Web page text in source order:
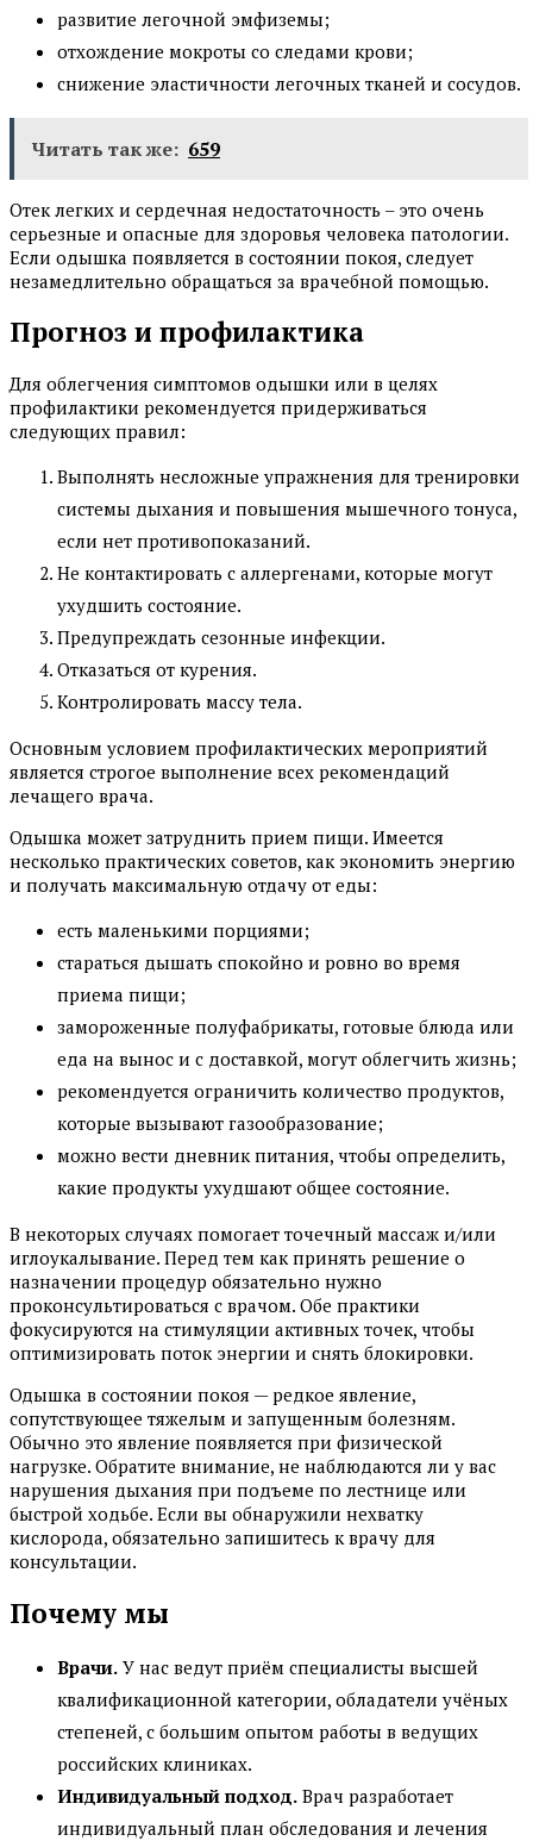
развитие легочной эмфиземы;
отхождение мокроты со следами крови;
снижение эластичности легочных тканей и сосудов.
Читать так же: 659
Отек легких и сердечная недостаточность – это очень
серьезные и опасные для здоровья человека патологии.
Если одышка появляется в состоянии покоя, следует
незамедлительно обращаться за врачебной помощью.
Прогноз и профилактика
Для облегчения симптомов одышки или в целях
профилактики рекомендуется придерживаться
следующих правил:
Выполнять несложные упражнения для тренировки
системы дыхания и повышения мышечного тонуса,
если нет противопоказаний.
Не контактировать с аллергенами, которые могут
ухудшить состояние.
Предупреждать сезонные инфекции.
Отказаться от курения.
Контролировать массу тела.
Основным условием профилактических мероприятий
является строгое выполнение всех рекомендаций
лечащего врача.
Одышка может затруднить прием пищи. Имеется
несколько практических советов, как экономить энергию
и получать максимальную отдачу от еды:
есть маленькими порциями;
стараться дышать спокойно и ровно во время
приема пищи;
замороженные полуфабрикаты, готовые блюда или
еда на вынос и с доставкой, могут облегчить жизнь;
рекомендуется ограничить количество продуктов,
которые вызывают газообразование;
можно вести дневник питания, чтобы определить,
какие продукты ухудшают общее состояние.
В некоторых случаях помогает точечный массаж и/или
иглоукалывание. Перед тем как принять решение о
назначении процедур обязательно нужно
проконсультироваться с врачом. Обе практики
фокусируются на стимуляции активных точек, чтобы
оптимизировать поток энергии и снять блокировки.
Одышка в состоянии покоя — редкое явление,
сопутствующее тяжелым и запущенным болезням.
Обычно это явление появляется при физической
нагрузке. Обратите внимание, не наблюдаются ли у вас
нарушения дыхания при подъеме по лестнице или
быстрой ходьбе. Если вы обнаружили нехватку
кислорода, обязательно запишитесь к врачу для
консультации.
Почему мы
Врачи. У нас ведут приём специалисты высшей
квалификационной категории, обладатели учёных
степеней, с большим опытом работы в ведущих
российских клиниках.
Индивидуальный подход. Врач разработает
индивидуальный план обследования и лечения